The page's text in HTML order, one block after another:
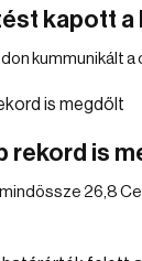
kapott a
kummunikált a
rekord is
mindössze 26,8